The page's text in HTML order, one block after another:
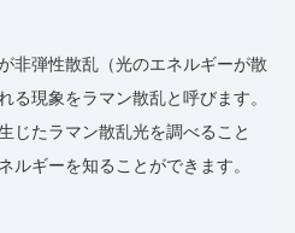
非弾性散乱（光のエネルギーが散
現象をラマン散乱と呼びます。
じたラマン散乱光を調べること
ルギーを知ることができます。